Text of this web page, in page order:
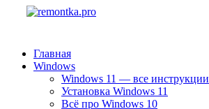
Главная
Windows
Windows 11 — все инструкции
Установка Windows 11
Всё про Windows 10